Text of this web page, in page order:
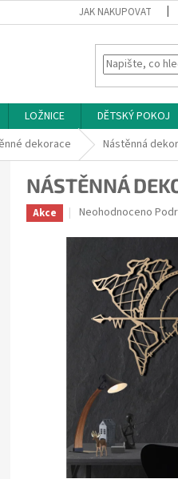
JAK NAKUPOVAT
LOŽNICE DĚTSKÝ POKOJ
dekorace Nástěnná
NÁSTĚNNÁ
Akce
Průměrné
produktu
hvězdiček.
Neohodnoceno